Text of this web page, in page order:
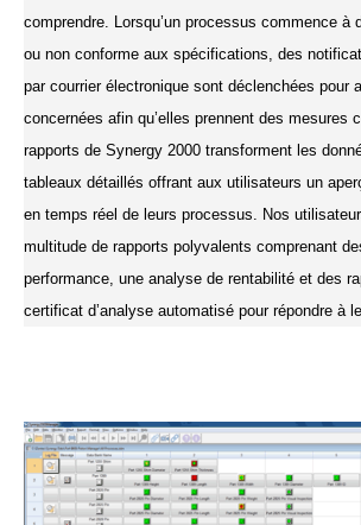
comprendre. Lorsqu’un processus commence à
ou non conforme aux spécifications, des
par courrier électronique sont déclenchées pour
concernées afin qu’elles prennent des mesures
rapports de Synergy 2000 transforment les
tableaux détaillés offrant aux utilisateurs un
en temps réel de leurs processus. Nos
multitude de rapports polyvalents comprenant
performance, une analyse de rentabilité et des
certificat d’analyse automatisé pour répondre à